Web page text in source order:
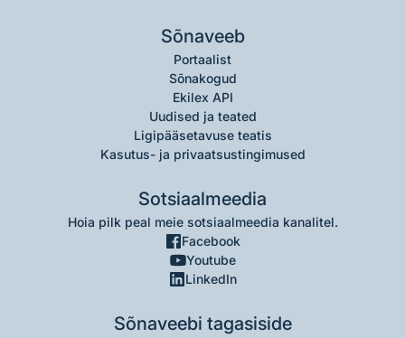
Sõnaveeb
Portaalist
Sõnakogud
Ekilex API
Uudised ja teated
Ligipääsetavuse teatis
Kasutus- ja privaatsustingimused
Sotsiaalmeedia
Hoia pilk peal meie sotsiaalmeedia kanalitel.
Facebook
Youtube
LinkedIn
Sõnaveebi tagasiside